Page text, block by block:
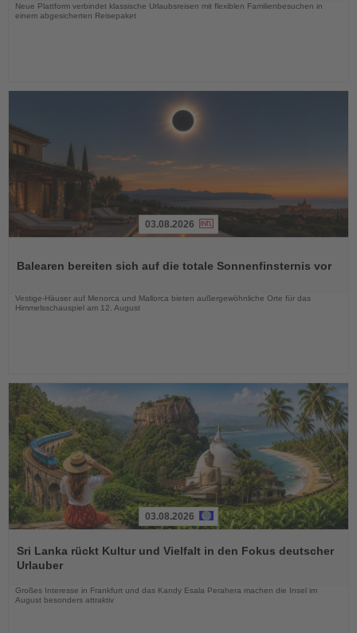
Neue Plattform verbindet klassische Urlaubsreisen mit flexiblen Familienbesuchen in
einem abgesicherten Reisepaket
die
03.08.2026
Balearen bereiten sich auf die totale Sonnenfinsternis vor
Vestige-Häuser auf Menorca und Mallorca bieten außergewöhnliche Orte für das
Himmelsschauspiel am 12. August
Sie
die
03.08.2026
Sri Lanka rückt Kultur und Vielfalt in den Fokus deutscher
Urlauber
Großes Interesse in Frankfurt und das Kandy Esala Perahera machen die Insel im
August besonders attraktiv